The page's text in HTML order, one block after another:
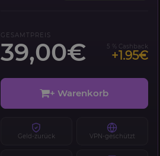
GESAMTPREIS
39,00€ 5 % Cashback
+1.95€
+ Warenkorb
Geld-zurück VPN-geschützt